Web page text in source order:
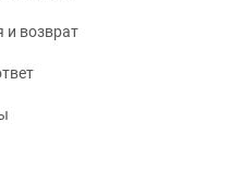
и возврат